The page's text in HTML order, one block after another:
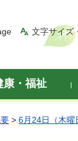
文字サイズ
康・福祉
> 6月24日（木曜